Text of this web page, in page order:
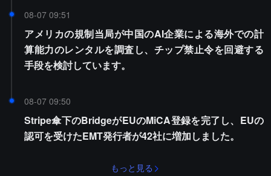
08-07 09:51
アメリカの規制当局が中国のAI企業による海外での計
算能力のレンタルを調査し、チップ禁止令を回避する
手段を検討しています。
08-07 09:50
Stripe傘下のBridgeがEUのMiCA登録を完了し、EUの
認可を受けたEMT発行者が42社に増加しました。
もっと見る